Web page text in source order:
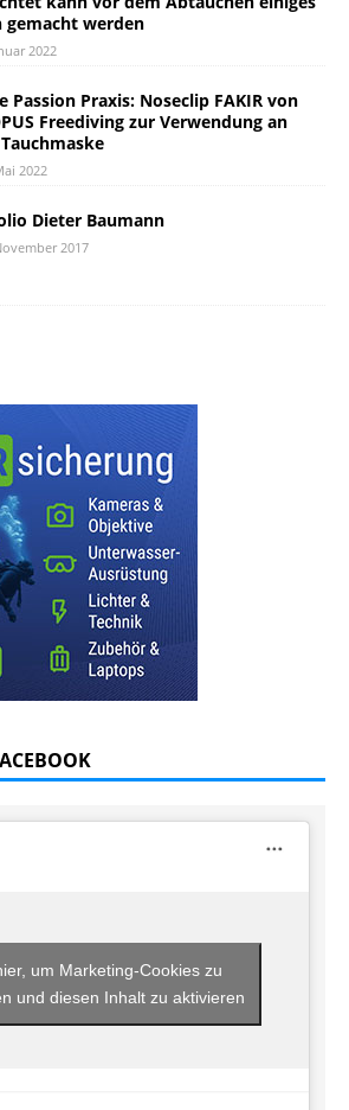
gemacht werden
2022
Passion Praxis: Noseclip FAKIR von
Freediving zur Verwendung an
2022
Dieter Baumann
2017
um Marketing-Cookies zu
und diesen Inhalt zu aktivieren